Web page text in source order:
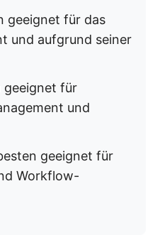
geeignet für das
und aufgrund seiner
geeignet für
und
geeignet für
Workflow-